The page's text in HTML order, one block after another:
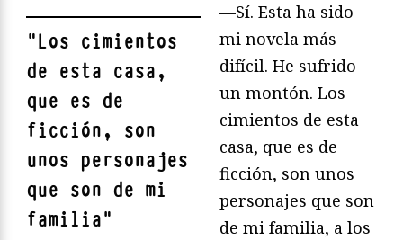
"Los cimientos
de esta casa,
que es de
ficción, son
unos personajes
que son de mi
familia"
—Sí. Esta ha sido
mi novela más
difícil. He sufrido
un montón. Los
cimientos de esta
casa, que es de
ficción, son unos
personajes que son
de mi familia, a los